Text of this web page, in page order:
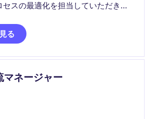
スの最適化を担当していただきま
割を果たします。
る
マネージャー